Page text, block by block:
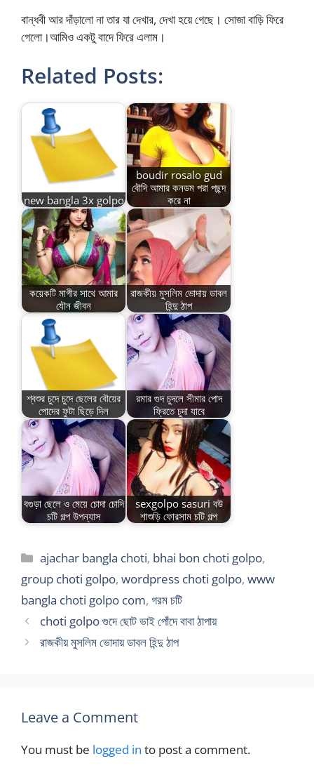
বান্ধবী আর দাঁড়ালো না তার যা দেখার, দেখা হয়ে গেছে। সোজা বাড়ি ফিরে
গেলো।আমিও একটু বাদে ফিরে এলাম।
Related Posts:
new bangla 3x golpo
boudir rosalo gud
বৌদি আমার কনডম পরা পছন্দ
করে না
কয়েকটি মাগীর সাথে আমার
যৌন জীবন
রাজকীয় মুসলিম ভোদায় ডাবল
হিন্দু ঠাপ
শ্বশুর চুদে চুদে ছেলের বৌয়ের
পোদের ফুটা ছিড়ে দিল
রমার গুদ চুদলে সীমার পোদ
ফ্রিতে চুদা যাবে
বগুড়া ছেলে ও মেয়ে চোদা চোদি
চটি গল্প উপন্যাস
sexgolpo sasuri বউ
শাশুড়ি ফোরসাম চটি গল্প
Categories
ajachar bangla choti, bhai bon choti golpo,
group choti golpo, wordpress choti golpo, www
bangla choti golpo com, গরম চটি
choti golpo গুদে ছোট ভাই পোঁদে বাবা ঠাপায়
রাজকীয় মুসলিম ভোদায় ডাবল হিন্দু ঠাপ
Leave a Comment
You must be logged in to post a comment.